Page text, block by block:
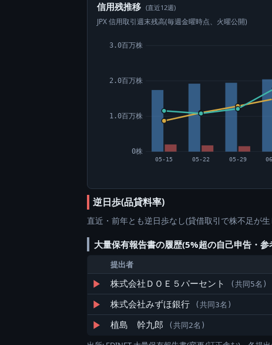
信用残推移 (直近12週)
JPX 信用取引週末残高(毎週金曜時点、火曜公開)
0株
1.0百万株
2.0百万株
3.0百万株
05-15 05-22 05-29
逆日歩(品貸料率)
直近・前年とも逆日歩なし(貸借取引で株不足が生
大量保有報告書の履歴(5%超の自己申告・参
提出者
▶ 株式会社ＤＯＥ５パーセント (共同5名)
▶ 株式会社みずほ銀行 (共同3名)
▶ 植島 幹九郎 (共同2名)